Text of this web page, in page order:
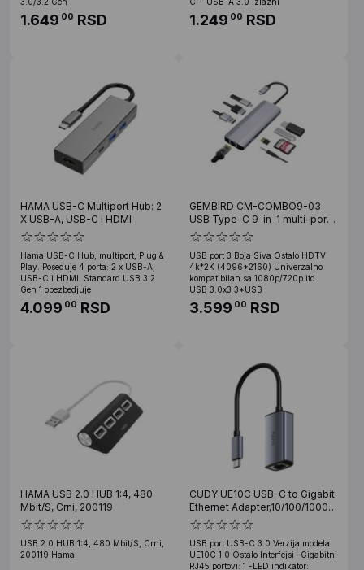
1.649 00 RSD 1.249 00 RSD
HAMA USB-C Multiport Hub: 2
X USB-A, USB-C I HDMI
Hama USB-C Hub, multiport, Plug &
Play. Poseduje 4 porta: 2 x USB-A,
USB-C i HDMI. Standard USB 3.2
Gen 1 obezbedjuje
4.099 00 RSD
GEMBIRD CM-COMBO9-03
USB Type-C 9-in-1 multi-port
adapter USB USB-
C+HUB+HDMI+PD+card rea
USB port 3 Boja Siva Ostalo HDTV
4k*2K (4096*2160) Univerzalno
kompatibilan sa 1080p/720p itd.
USB 3.0x3 3*USB
3.599 00 RSD
HAMA USB 2.0 HUB 1:4, 480
Mbit/S, Crni, 200119
USB 2.0 HUB 1:4, 480 Mbit/S, Crni,
200119 Hama.
CUDY UE10C USB-C to Gigabit
Ethernet Adapter,10/100/1000
Mbps Ethernet Port
USB port USB-C 3.0 Verzija modela
UE10C 1.0 Ostalo Interfejsi -Gigabitni
RJ45 portovi: 1 -LED indikator: